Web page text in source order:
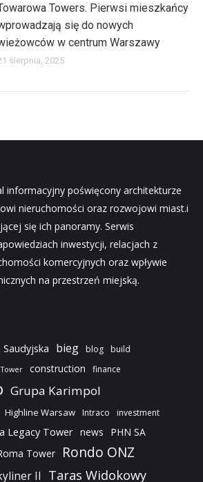
Towers. Pierwsi mieszkańcy
się do nowych
w centrum Warszawy
sierpnia, 2025
informacyjny poświęcony architekturze
nieruchomości oraz rozwojowi miast.i
się ich panoramy. Serwis
inwestycji, relacjach z
komercyjnych oraz wpływie
na przestrzeń miejską.
bieg blog build
construction finance
Grupa Karimpol
Highline Warsaw Intraco
investment
Legacy Tower news PHN SA
Tower Rondo ONZ
II Taras Widokowy